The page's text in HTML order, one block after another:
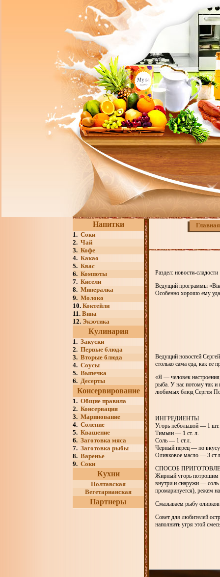
Напитки
1. Соки
2. Чай
3. Кофе
4. Какао
5. Квас
6. Компоты
7. Кисели
8. Минералка
9. Молоко
10. Коктейли
11. Вина
12. Экзотика
Кулинария
1. Закуски
2. Первые блюда
3. Вторые блюда
4. Соусы
5. Выпечка
6. Десерты
Консервирование
1. Общие правила
2. Консервация
3. Маринование
4. Соление
5. Квашение
6. Заготовка мяса
7. Заготовка рыбы
8. Варенье
9. Соки
Кухни
Полтавская
Вегетарианская
Партнеры
Главная
Раздел: новости-сладости
Ведущий программы
Особенно хорошо ему
Ведущий новостей
cтолько сама еда, как ее
«Я — человек
рыба. У нас потому так и
любимых блюд Сергея
ИНГРЕДИЕНТЫ
Угорь небольшой — 1 шт.
Тимьян — 1 ст. л.
Соль — 1 ст.л.
Черный перец — по вкусу
Оливковое масло — 3
СПОСОБ
Жирный угорь потрошим
внутри и снаружи — соль
промаринуется), режем
Смазываем рыбу
Совет для любителей
наполнить угря этой